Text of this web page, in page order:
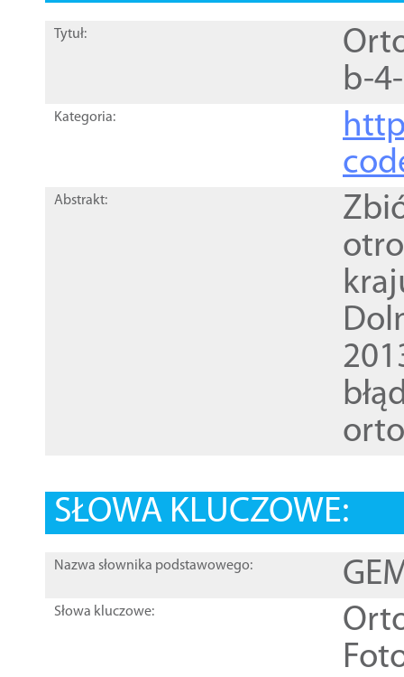
Tytuł:
b-
Kategoria:
Abstrakt:
SŁOWA KLUCZOWE:
Nazwa słownika podstawowego:
Słowa kluczowe: